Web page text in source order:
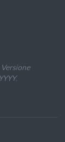
Versione